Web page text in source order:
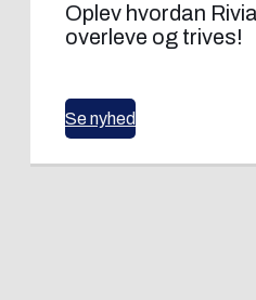
Oplev hvordan
overleve og trives!
Se nyhed